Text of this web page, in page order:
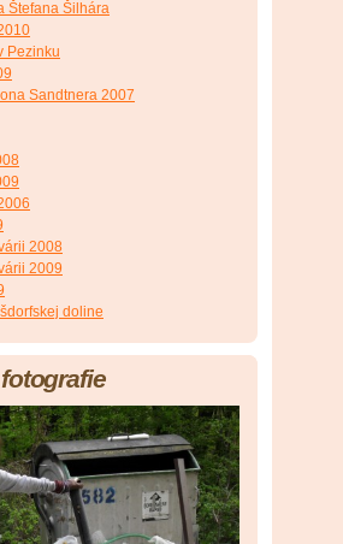
Štefana Šilhára
Pezinku
Sandtnera 2007
2008
2009
doline